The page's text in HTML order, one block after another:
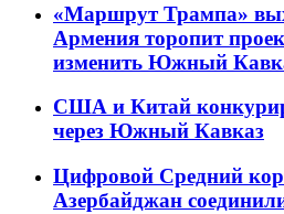
«Маршрут Трампа»
Армения торопит
изменить Южный
США и Китай
через Южный Кавказ
Цифровой Средний
Азербайджан